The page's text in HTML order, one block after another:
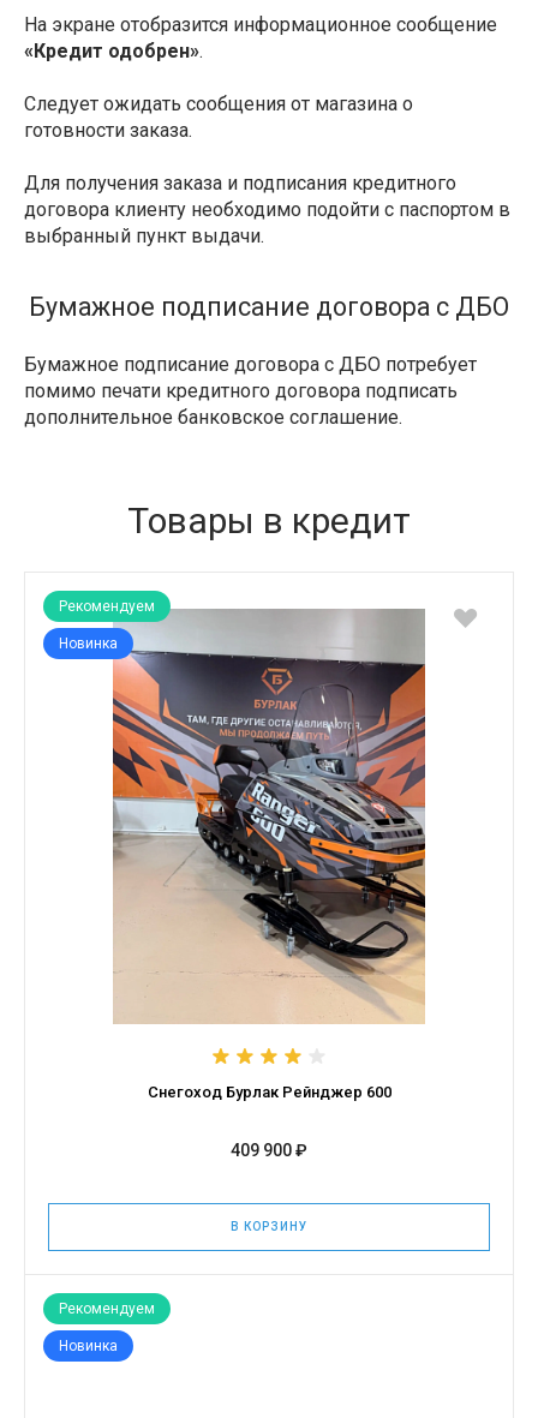
На экране отобразится информационное сообщение
«Кредит одобрен».
Следует ожидать сообщения от магазина о
готовности заказа.
Для получения заказа и подписания кредитного
договора клиенту необходимо подойти с паспортом в
выбранный пункт выдачи.
Бумажное подписание договора с ДБО
Бумажное подписание договора с ДБО потребует
помимо печати кредитного договора подписать
дополнительное банковское соглашение.
Товары в кредит
Рекомендуем
Новинка
Снегоход Бурлак Рейнджер 600
409 900 ₽
В КОРЗИНУ
Рекомендуем
Новинка